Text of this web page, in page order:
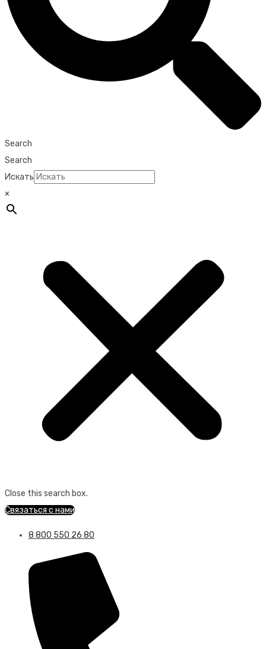
Search
Search
Искать
×
Close this search box.
Связаться с нами
8 800 550 26 80